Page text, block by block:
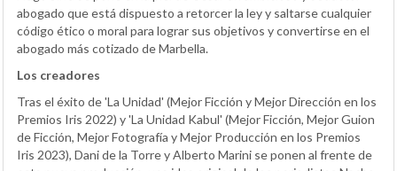
abogado que está dispuesto a retorcer la ley y saltarse cualquier
código ético o moral para lograr sus objetivos y convertirse en el
abogado más cotizado de Marbella.
Los creadores
Tras el éxito de 'La Unidad' (Mejor Ficción y Mejor Dirección en los
Premios Iris 2022) y 'La Unidad Kabul' (Mejor Ficción, Mejor Guion
de Ficción, Mejor Fotografía y Mejor Producción en los Premios
Iris 2023), Dani de la Torre y Alberto Marini se ponen al frente de